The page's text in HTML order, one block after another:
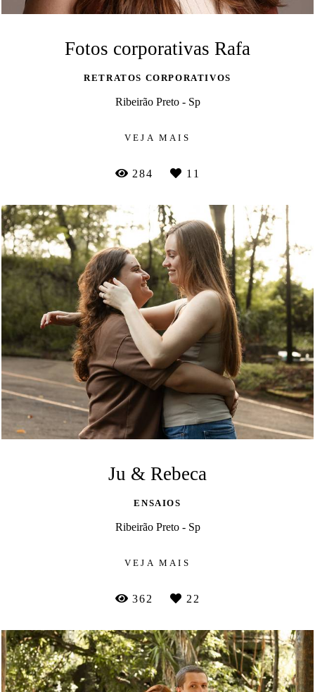
Fotos corporativas Rafa
RETRATOS CORPORATIVOS
Ribeirão Preto - Sp
VEJA MAIS
284 11
Ju & Rebeca
ENSAIOS
Ribeirão Preto - Sp
VEJA MAIS
362 22